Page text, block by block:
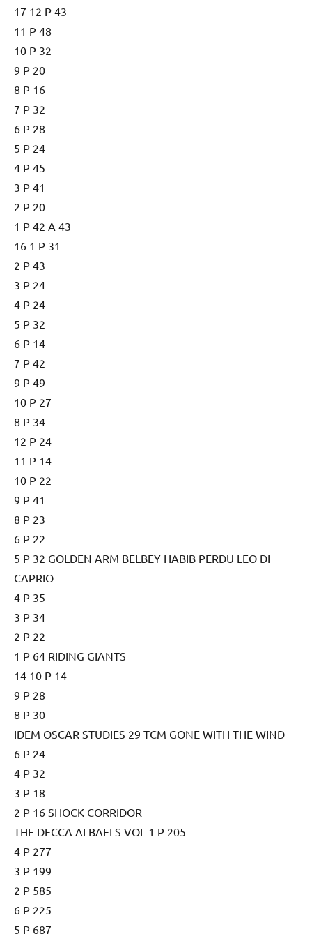
17 12 P 43
11 P 48
10 P 32
9 P 20
8 P 16
7 P 32
6 P 28
5 P 24
4 P 45
3 P 41
2 P 20
1 P 42 A 43
16 1 P 31
2 P 43
3 P 24
4 P 24
5 P 32
6 P 14
7 P 42
9 P 49
10 P 27
8 P 34
12 P 24
11 P 14
10 P 22
9 P 41
8 P 23
6 P 22
5 P 32 GOLDEN ARM BELBEY HABIB PERDU LEO DI
CAPRIO
4 P 35
3 P 34
2 P 22
1 P 64 RIDING GIANTS
14 10 P 14
9 P 28
8 P 30
IDEM OSCAR STUDIES 29 TCM GONE WITH THE WIND
6 P 24
4 P 32
3 P 18
2 P 16 SHOCK CORRIDOR
THE DECCA ALBAELS VOL 1 P 205
4 P 277
3 P 199
2 P 585
6 P 225
5 P 687